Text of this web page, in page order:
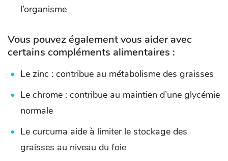
l’organisme
Vous pouvez également vous aider avec
certains compléments alimentaires :
Le zinc : contribue au métabolisme des graisses
Le chrome : contribue au maintien d’une glycémie
normale
Le curcuma aide à limiter le stockage des
graisses au niveau du foie